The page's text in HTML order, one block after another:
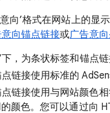
意向’格式在网站上的
意向锚点链接或广告意
下，为条状标签和锚点
链接使用标准的
点链接使用与网站颜色
颜色。您可以通过向